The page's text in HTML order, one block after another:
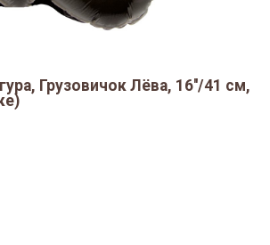
Грузовичок Лёва, 16''/41 см,